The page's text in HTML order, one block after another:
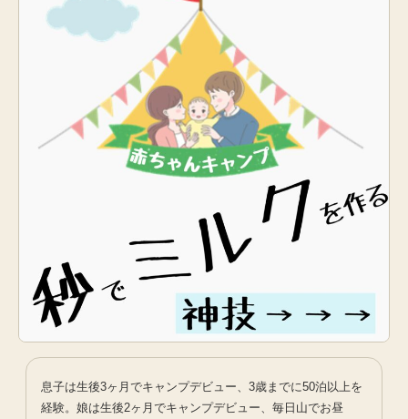
息子は生後3ヶ月でキャンプデビュー、3歳までに50泊以上を
経験。娘は生後2ヶ月でキャンプデビュー、毎日山でお昼